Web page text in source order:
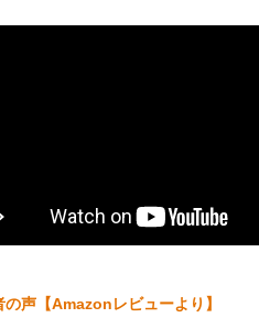
の声【Amazonレビューより】